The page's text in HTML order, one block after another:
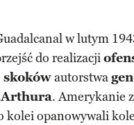
w lutym
do realizacji
autorstwa
. Amerykanie
kolei opanowywali